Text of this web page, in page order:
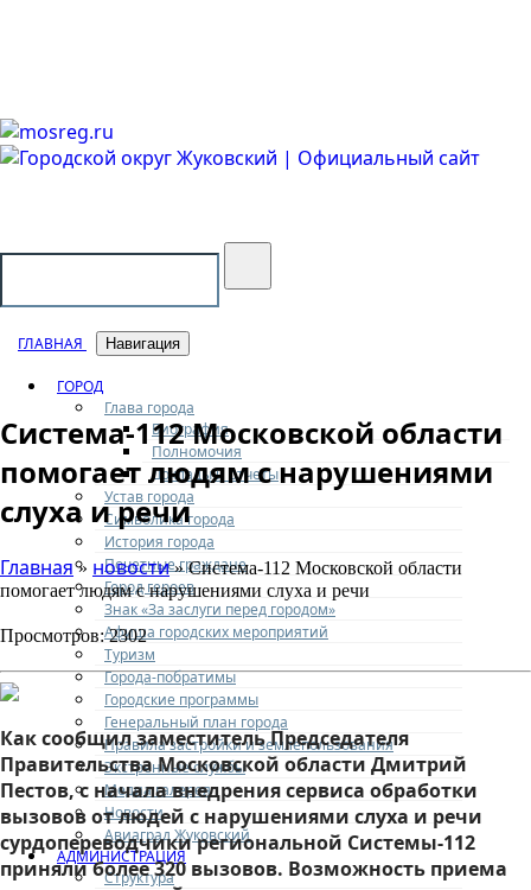
ГЛАВНАЯ Навигация
ГОРОД
Глава города
Биография
Полномочия
Доклады и отчеты
Устав города
Символика города
История города
Почетные граждане
Город героев
Знак «За заслуги перед городом»
Афиша городских мероприятий
Туризм
Города-побратимы
Городские программы
Генеральный план города
Правила застройки и землепользования
Экстренные службы
Медиа галерея
Новости
Авиаград Жуковский
АДМИНИСТРАЦИЯ
Структура
Система-112 Московской области
помогает людям с нарушениями
слуха и речи
Главная» новости» Система-112 Московской области
помогает людям с нарушениями слуха и речи
Просмотров: 2302
Как сообщил заместитель Председателя
Правительства Московской области Дмитрий
Пестов,с начала внедрения сервиса обработки
вызовов от людей с нарушениями слуха и речи
сурдопереводчики региональной Системы-112
приняли более320 вызовов. Возможность приема